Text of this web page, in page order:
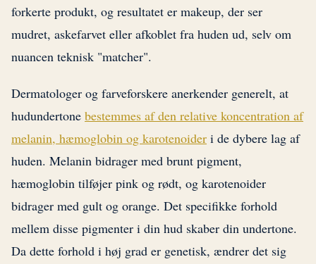
forkerte produkt, og resultatet er makeup, der ser
mudret, askefarvet eller afkoblet fra huden ud, selv om
nuancen teknisk "matcher".
Dermatologer og farveforskere anerkender generelt, at
hudundertone bestemmes af den relative koncentration af
melanin, hæmoglobin og karotenoider i de dybere lag af
huden. Melanin bidrager med brunt pigment,
hæmoglobin tilføjer pink og rødt, og karotenoider
bidrager med gult og orange. Det specifikke forhold
mellem disse pigmenter i din hud skaber din undertone.
Da dette forhold i høj grad er genetisk, ændrer det sig